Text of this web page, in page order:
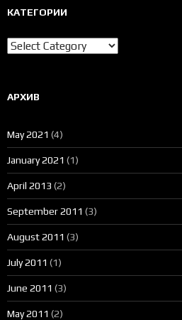
КАТЕГОРИИ
Категории
АРХИВ
May 2021 (4)
January 2021 (1)
April 2013 (2)
September 2011 (3)
August 2011 (3)
July 2011 (1)
June 2011 (3)
May 2011 (2)